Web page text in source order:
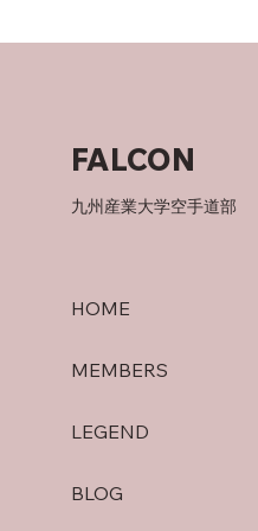
HOME
MEMBERS
LEGEND
BLOG
FALCON
九州産業大学空手道部